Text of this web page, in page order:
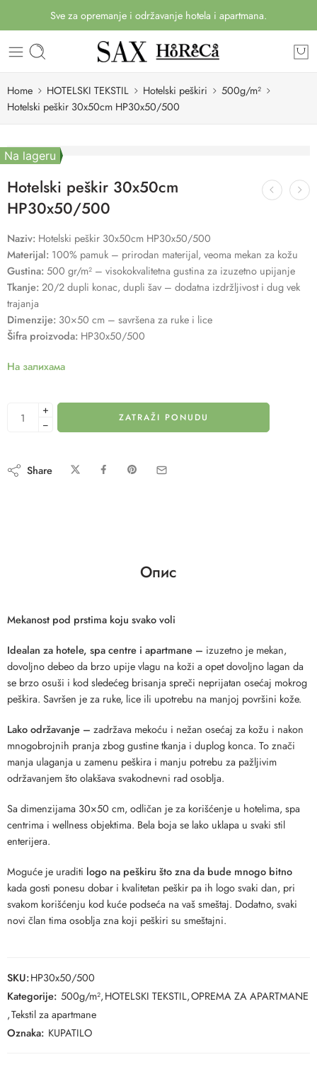
Sve za opremanje i održavanje hotela i apartmana.
Home HOTELSKI TEKSTIL Hotelski peškiri
500g/m²
Hotelski peškir 30x50cm HP30x50/500
Na lageru
Hotelski peškir 30x50cm
HP30x50/500
Naziv: Hotelski peškir 30x50cm HP30x50/500
Materijal: 100% pamuk – prirodan materijal, veoma mekan za kožu
Gustina:500 gr/m² – visokokvalitetna gustina za izuzetno upijanje
Tkanje:20/2 dupli konac, dupli šav – dodatna izdržljivost i dug vek
trajanja
Dimenzije: 30×50 cm – savršena za ruke i lice
Šifra proizvoda: HP30x50/500
На залихама
+
−
ZATRAŽI PONUDU
Share
Опис
Mekanost pod prstima koju svako voli
Idealan za hotele, spa centre i apartmane – izuzetno je mekan,
dovoljno debeo da brzo upije vlagu na koži a opet dovoljno lagan da
se brzo osuši i kod sledećeg brisanja spreči neprijatan osećaj mokrog
peškira. Savršen je za ruke, lice ili upotrebu na manjoj površini kože.
Lako održavanje – zadržava mekoću i nežan osećaj za kožu i nakon
mnogobrojnih pranja zbog gustine tkanja i duplog konca. To znači
manja ulaganja u zamenu peškira i manju potrebu za pažljivim
održavanjem što olakšava svakodnevni rad osoblja.
Sa dimenzijama 30×50 cm, odličan je za korišćenje u hotelima, spa
centrima i wellness objektima. Bela boja se lako uklapa u svaki stil
enterijera.
Moguće je uraditi logo na peškiru što zna da bude mnogo bitno
kada gosti ponesu dobar i kvalitetan peškir pa ih logo svaki dan, pri
svakom korišćenju kod kuće podseća na vaš smeštaj. Dodatno, svaki
novi član tima osoblja zna koji peškiri su smeštajni.
SKU:HP30x50/500
Kategorije: 500g/m²,HOTELSKI TEKSTIL,OPREMA ZA APARTMANE
,Tekstil za apartmane
Oznaka: KUPATILO